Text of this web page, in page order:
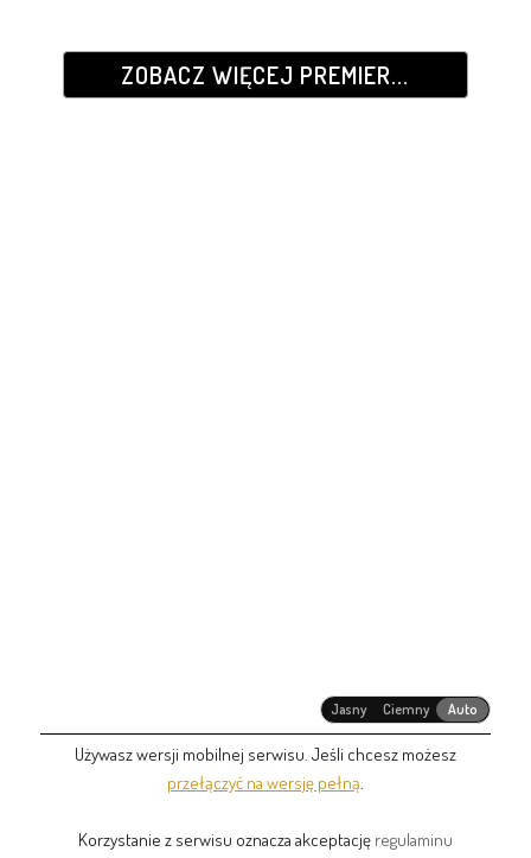
ZOBACZ WIĘCEJ PREMIER...
Jasny Ciemny Auto
Używasz wersji mobilnej serwisu. Jeśli chcesz możesz
przełączyć na wersję pełną
Korzystanie z serwisu oznacza akceptację regulaminu